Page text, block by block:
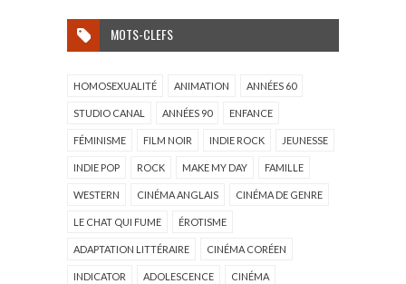
MOTS-CLEFS
HOMOSEXUALITÉ ANIMATION ANNÉES 60
STUDIO CANAL ANNÉES 90 ENFANCE
FÉMINISME FILM NOIR INDIE ROCK JEUNESSE
INDIE POP ROCK MAKE MY DAY FAMILLE
WESTERN CINÉMA ANGLAIS CINÉMA DE GENRE
LE CHAT QUI FUME ÉROTISME
ADAPTATION LITTÉRAIRE CINÉMA CORÉEN
INDICATOR ADOLESCENCE CINÉMA